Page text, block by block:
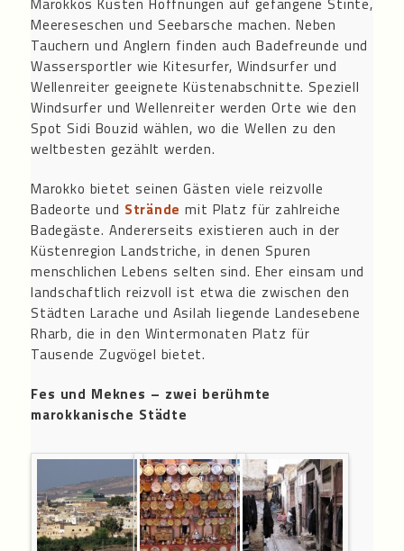
Meereseschen und Seebarsche machen. Neben
Tauchern und Anglern finden auch Badefreunde und
Wassersportler wie Kitesurfer, Windsurfer und
Wellenreiter geeignete Küstenabschnitte. Speziell
Windsurfer und Wellenreiter werden Orte wie den
Spot Sidi Bouzid wählen, wo die Wellen zu den
weltbesten gezählt werden.
Marokko bietet seinen Gästen viele reizvolle
Badeorte und Strände mit Platz für zahlreiche
Badegäste. Andererseits existieren auch in der
Küstenregion Landstriche, in denen Spuren
menschlichen Lebens selten sind. Eher einsam und
landschaftlich reizvoll ist etwa die zwischen den
Städten Larache und Asilah liegende Landesebene
Rharb, die in den Wintermonaten Platz für
Tausende Zugvögel bietet.
Fes und Meknes – zwei berühmte
marokkanische Städte